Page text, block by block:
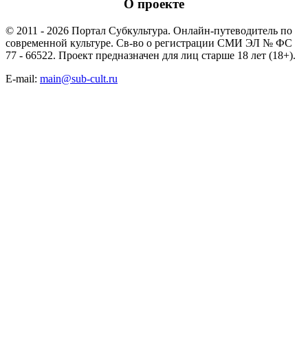
О проекте
© 2011 - 2026 Портал Субкультура. Онлайн-путеводитель по
современной культуре. Св-во о регистрации СМИ ЭЛ № ФС
77 - 66522. Проект предназначен для лиц старше 18 лет (18+).
E-mail: main@sub-cult.ru